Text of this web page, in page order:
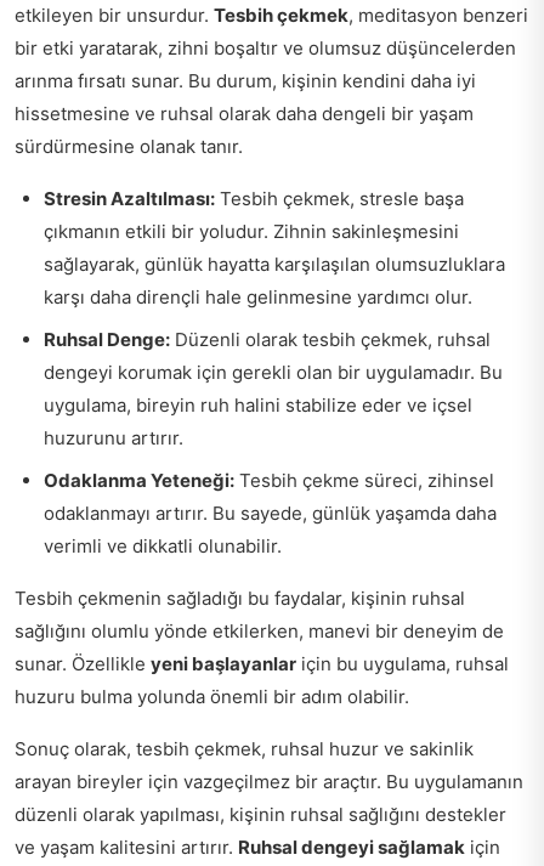
etkileyen bir unsurdur. Tesbih çekmek, meditasyon benzeri
bir etki yaratarak, zihni boşaltır ve olumsuz düşüncelerden
arınma fırsatı sunar. Bu durum, kişinin kendini daha iyi
hissetmesine ve ruhsal olarak daha dengeli bir yaşam
sürdürmesine olanak tanır.
Stresin Azaltılması: Tesbih çekmek, stresle başa
çıkmanın etkili bir yoludur. Zihnin sakinleşmesini
sağlayarak, günlük hayatta karşılaşılan olumsuzluklara
karşı daha dirençli hale gelinmesine yardımcı olur.
Ruhsal Denge: Düzenli olarak tesbih çekmek, ruhsal
dengeyi korumak için gerekli olan bir uygulamadır. Bu
uygulama, bireyin ruh halini stabilize eder ve içsel
huzurunu artırır.
Odaklanma Yeteneği: Tesbih çekme süreci, zihinsel
odaklanmayı artırır. Bu sayede, günlük yaşamda daha
verimli ve dikkatli olunabilir.
Tesbih çekmenin sağladığı bu faydalar, kişinin ruhsal
sağlığını olumlu yönde etkilerken, manevi bir deneyim de
sunar. Özellikle yeni başlayanlar için bu uygulama, ruhsal
huzuru bulma yolunda önemli bir adım olabilir.
Sonuç olarak, tesbih çekmek, ruhsal huzur ve sakinlik
arayan bireyler için vazgeçilmez bir araçtır. Bu uygulamanın
düzenli olarak yapılması, kişinin ruhsal sağlığını destekler
ve yaşam kalitesini artırır. Ruhsal dengeyi sağlamak için